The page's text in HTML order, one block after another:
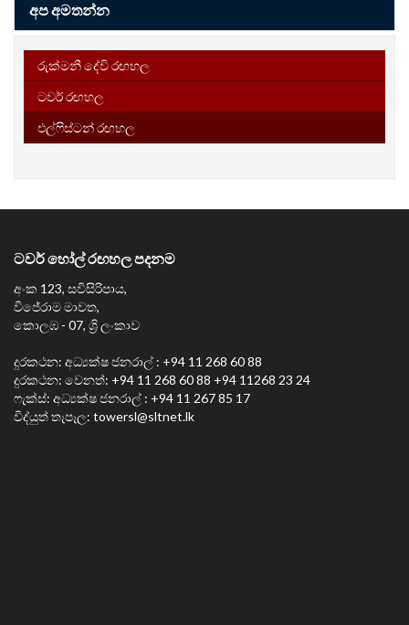
අප අමතන්න
රුක්මනී දේවි රඟහල
ටවර් රඟහල
එල්ෆිස්ටන් රඟහල
ටවර් හෝල් රඟහල පදනම
අංක 123, සවිසිරිපාය,
විජේරාම මාවත,
කොලඹ - 07, ශ්‍රි ලංකාව
දුරකථන: අධ්‍යක්ෂ ජනරාල් : +94 11 268 60 88
දුරකථන: වෙනත්: +94 11 268 60 88 +94 11268 23 24
ෆැක්ස්: අධ්‍යක්ෂ ජනරාල් : +94 11 267 85 17
විද්යුත් තැපෑල: towersl@sltnet.lk